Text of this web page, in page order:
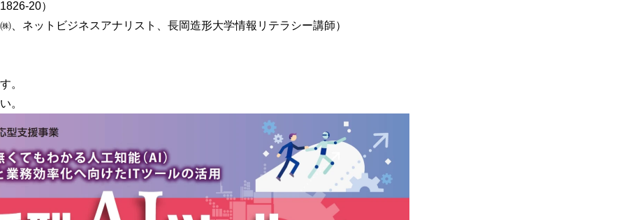
20）
、ネットビジネスアナリスト、長岡造形大学情報リテラシー講師）
。
。